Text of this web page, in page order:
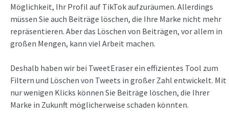
Möglichkeit, Ihr Profil auf TikTok aufzuräumen. Allerdings
müssen Sie auch Beiträge löschen, die Ihre Marke nicht mehr
repräsentieren. Aber das Löschen von Beiträgen, vor allem in
großen Mengen, kann viel Arbeit machen.
Deshalb haben wir bei TweetEraser ein effizientes Tool zum
Filtern und Löschen von Tweets in großer Zahl entwickelt. Mit
nur wenigen Klicks können Sie Beiträge löschen, die Ihrer
Marke in Zukunft möglicherweise schaden könnten.